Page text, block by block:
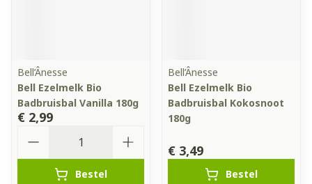
Bell’Ânesse
Bell Ezelmelk Bio
Badbruisbal Vanilla 180g
€ 2,99
Bestel
Bell’Ânesse
Bell Ezelmelk Bio
Badbruisbal Kokosnoot
180g
€ 3,49
Bestel